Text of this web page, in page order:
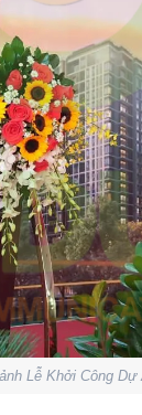
Lễ Khởi Công Dự